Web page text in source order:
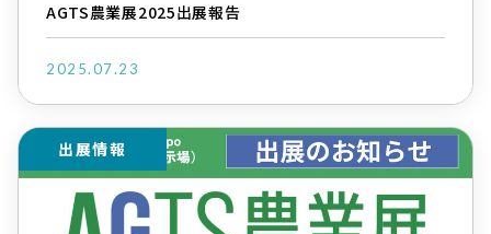
AGTS農業展2025出展報告
2025.07.23
出展情報